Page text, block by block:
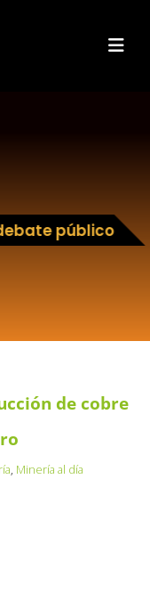
público
de cobre
, Minería al día